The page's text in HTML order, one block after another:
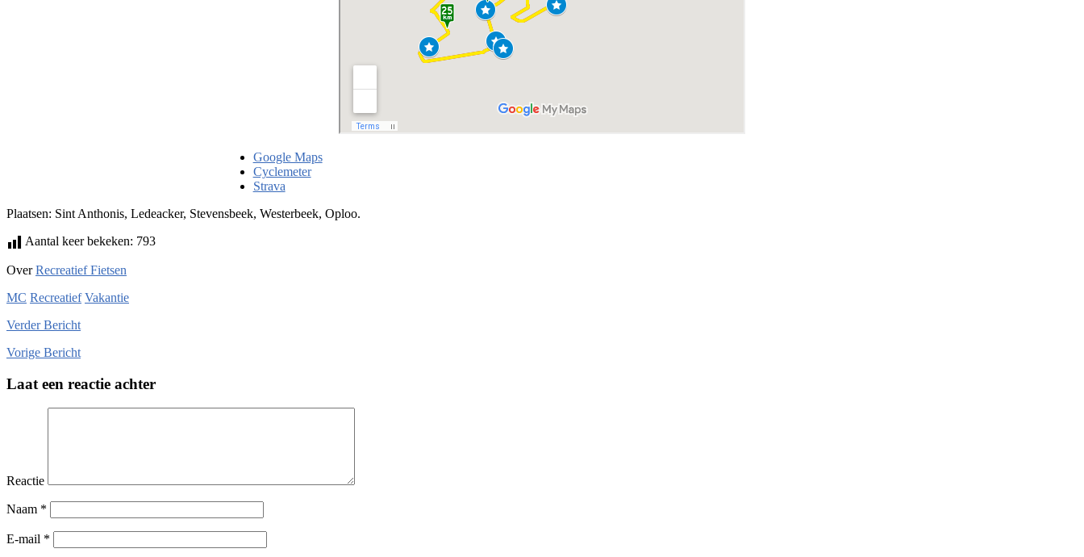
Google Maps
Cyclemeter
Strava
Plaatsen: Sint Anthonis, Ledeacker, Stevensbeek, Westerbeek, Oploo.
Aantal keer bekeken: 793
OverRecreatief Fietsen
MC Recreatief Vakantie
VerderBericht
Vorige Bericht
Laat een reactie achter
Reactie
Naam *
E-mail *